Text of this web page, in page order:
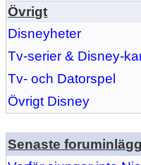
Övrigt
Disneyheter
Tv-serier & Disney-
Tv- och Datorspel
Övrigt Disney
Senaste foruminlägg